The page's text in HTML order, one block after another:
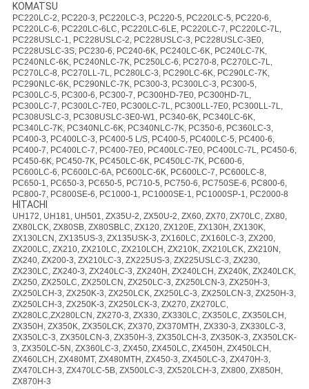
KOMATSU
PC220LC-2, PC220-3, PC220LC-3, PC220-5, PC220LC-5, PC220-6,
PC220LC-6, PC220LC-6LC, PC220LC-6LE, PC220LC-7, PC220LC-7L,
PC228USLC-1, PC228USLC-2, PC228USLC-3, PC228USLC-3E0,
PC228USLC-3S, PC230-6, PC240-6K, PC240LC-6K, PC240LC-7K,
PC240NLC-6K, PC240NLC-7K, PC250LC-6, PC270-8, PC270LC-7L,
PC270LC-8, PC270LL-7L, PC280LC-3, PC290LC-6K, PC290LC-7K,
PC290NLC-6K, PC290NLC-7K, PC300-3, PC300LC-3, PC300-5,
PC300LC-5, PC300-6, PC300-7, PC300HD-7E0, PC300HD-7L,
PC300LC-7, PC300LC-7E0, PC300LC-7L, PC300LL-7E0, PC300LL-7L,
PC308USLC-3, PC308USLC-3E0-W1, PC340-6K, PC340LC-6K,
PC340LC-7K, PC340NLC-6K, PC340NLC-7K, PC350-6, PC360LC-3,
PC400-3, PC400LC-3, PC400-5 L/S, PC400-5, PC400LC-5, PC400-6,
PC400-7, PC400LC-7, PC400-7E0, PC400LC-7E0, PC400LC-7L, PC450-6,
PC450-6K, PC450-7K, PC450LC-6K, PC450LC-7K, PC600-6,
PC600LC-6, PC600LC-6A, PC600LC-6K, PC600LC-7, PC600LC-8,
PC650-1, PC650-3, PC650-5, PC710-5, PC750-6, PC750SE-6, PC800-6,
PC800-7, PC800SE-6, PC1000-1, PC1000SE-1, PC1000SP-1, PC2000-8
HITACHI
UH172, UH181, UH501, ZX35U-2, ZX50U-2, ZX60, ZX70, ZX70LC, ZX80,
ZX80LCK, ZX80SB, ZX80SBLC, ZX120, ZX120E, ZX130H, ZX130K,
ZX130LCN, ZX135US-3, ZX135USK-3, ZX160LC, ZX160LC-3, ZX200,
ZX200LC, ZX210, ZX210LC, ZX210LCH, ZX210K, ZX210LCK, ZX210N,
ZX240, ZX200-3, ZX210LC-3, ZX225US-3, ZX225USLC-3, ZX230,
ZX230LC, ZX240-3, ZX240LC-3, ZX240H, ZX240LCH, ZX240K, ZX240LCK,
ZX250, ZX250LC, ZX250LCN, ZX250LC-3, ZX250LCN-3, ZX250H-3,
ZX250LCH-3, ZX250K-3, ZX250LCK, ZX250LC-3, ZX250LCN-3, ZX250H-3,
ZX250LCH-3, ZX250K-3, ZX250LCK-3, ZX270, ZX270LC,
ZX280LC,ZX280LCN, ZX270-3, ZX330, ZX330LC, ZX350LC, ZX350LCH,
ZX350H, ZX350K, ZX350LCK, ZX370, ZX370MTH, ZX330-3, ZX330LC-3,
ZX350LC-3, ZX350LCN-3, ZX350H-3, ZX350LCH-3, ZX350K-3, ZX350LCK-
3, ZX350LC-5N, ZX360LC-3, ZX450, ZX450LC, ZX450H, ZX450LCH,
ZX460LCH, ZX480MT, ZX480MTH, ZX450-3, ZX450LC-3, ZX470H-3,
ZX470LCH-3, ZX470LC-5B, ZX500LC-3, ZX520LCH-3, ZX800, ZX850H,
ZX870H-3